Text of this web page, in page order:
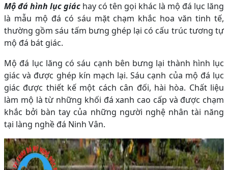
Mộ đá hình lục giác hay có tên gọi khác là mộ đá lục lăng
là mẫu mộ đá có sáu mặt chạm khắc hoa văn tinh tế,
thường gồm sáu tấm bưng ghép lại có cấu trúc tương tự
mộ đá bát giác.
Mộ đá lục lăng có sáu cạnh bên bưng lại thành hình lục
giác và được ghép kín mạch lại. Sáu cạnh của mộ đá lục
giác được thiết kế một cách cân đối, hài hòa. Chất liệu
làm mộ là từ những khối đá xanh cao cấp và được chạm
khắc bởi bàn tay của những người nghệ nhân tài năng
tại làng nghề đá Ninh Vân.